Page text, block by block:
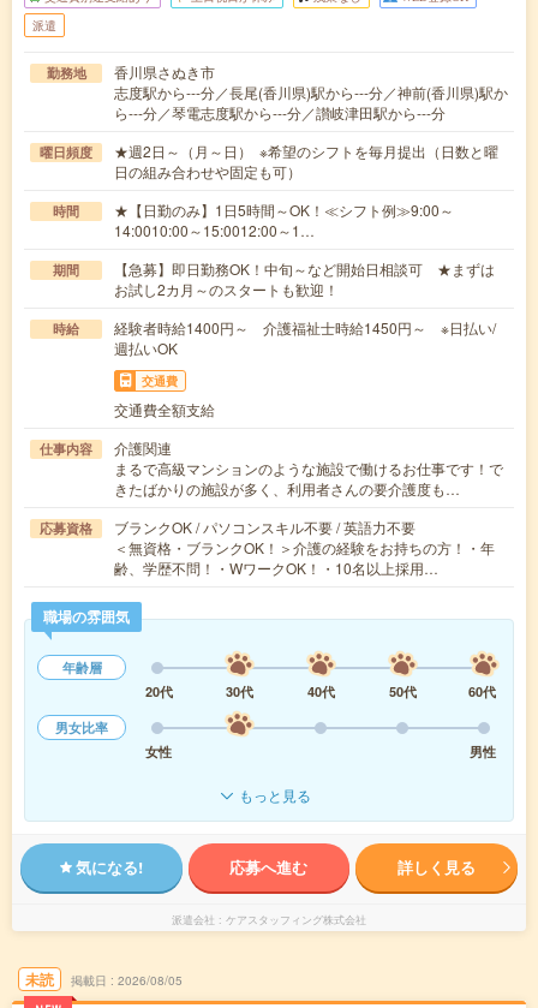
派遣
勤務地
香川県さぬき市
志度駅から---分／長尾(香川県)駅から---分／神前(香川県)駅か
ら---分／琴電志度駅から---分／讃岐津田駅から---分
曜日頻度
★週2日～（月～日） ※希望のシフトを毎月提出（日数と曜
日の組み合わせや固定も可）
時間
★【日勤のみ】1日5時間～OK！≪シフト例≫9:00～
14:0010:00～15:0012:00～1…
期間
【急募】即日勤務OK！中旬～など開始日相談可 ★まずは
お試し2カ月～のスタートも歓迎！
時給
経験者時給1400円～ 介護福祉士時給1450円～ ※日払い/
週払いOK
交通費
交通費全額支給
仕事内容
介護関連
まるで高級マンションのような施設で働けるお仕事です！で
きたばかりの施設が多く、利用者さんの要介護度も…
応募資格
ブランクOK / パソコンスキル不要 / 英語力不要
＜無資格・ブランクOK！＞介護の経験をお持ちの方！・年
齢、学歴不問！・WワークOK！・10名以上採用…
職場の雰囲気
年齢層
20代
30代 40代 50代
60代
男女比率
女性
男性
もっと見る
気になる! 応募へ進む 詳しく見る
派遣会社 ケアスタッフィング株式会社
未読 掲載日 2026/08/05